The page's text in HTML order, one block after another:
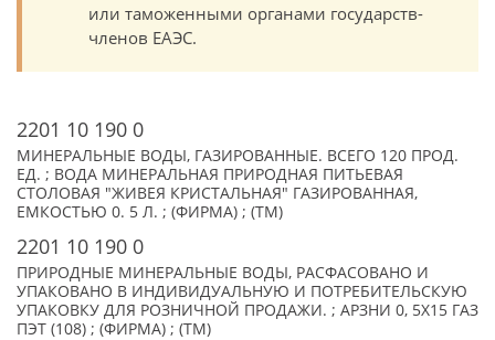
или таможенными органами государств-
членов ЕАЭС.
2201 10 190 0
МИНЕРАЛЬНЫЕ ВОДЫ, ГАЗИРОВАННЫЕ. ВСЕГО 120 ПРОД.
ЕД. ; ВОДА МИНЕРАЛЬНАЯ ПРИРОДНАЯ ПИТЬЕВАЯ
СТОЛОВАЯ "ЖИВЕЯ КРИСТАЛЬНАЯ" ГАЗИРОВАННАЯ,
ЕМКОСТЬЮ 0. 5 Л. ; (ФИРМА) ; (TM)
2201 10 190 0
ПРИРОДНЫЕ МИНЕРАЛЬНЫЕ ВОДЫ, РАСФАСОВАНО И
УПАКОВАНО В ИНДИВИДУАЛЬНУЮ И ПОТРЕБИТЕЛЬСКУЮ
УПАКОВКУ ДЛЯ РОЗНИЧНОЙ ПРОДАЖИ. ; АРЗНИ 0, 5Х15 ГАЗ
ПЭТ (108) ; (ФИРМА) ; (TM)